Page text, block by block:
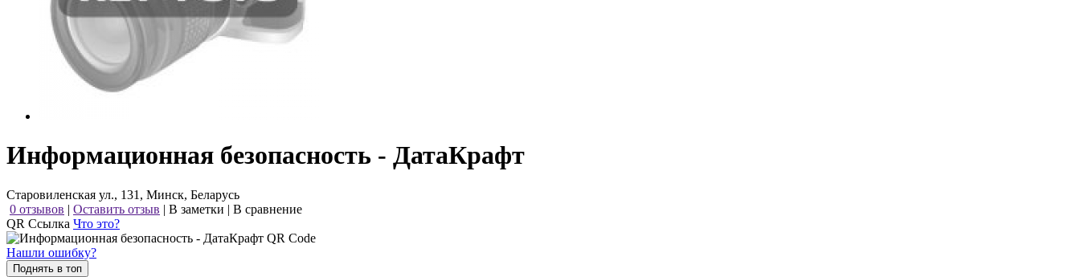
Информационная безопасность - ДатаКрафт
Старовиленская ул., 131, Минск, Беларусь
0 отзывов | Оставить отзыв | В заметки | В сравнение
QR Ссылка Что это?
Нашли ошибку?
Поднять в топ